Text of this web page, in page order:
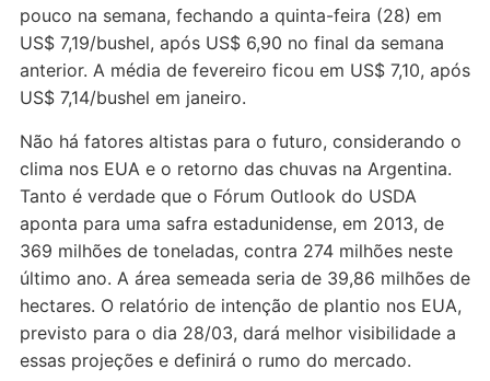
pouco na semana, fechando a quinta-feira (28) em
US$ 7,19/bushel, após US$ 6,90 no final da semana
anterior. A média de fevereiro ficou em US$ 7,10, após
US$ 7,14/bushel em janeiro.
Não há fatores altistas para o futuro, considerando o
clima nos EUA e o retorno das chuvas na Argentina.
Tanto é verdade que o Fórum Outlook do USDA
aponta para uma safra estadunidense, em 2013, de
369 milhões de toneladas, contra 274 milhões neste
último ano. A área semeada seria de 39,86 milhões de
hectares. O relatório de intenção de plantio nos EUA,
previsto para o dia 28/03, dará melhor visibilidade a
essas projeções e definirá o rumo do mercado.